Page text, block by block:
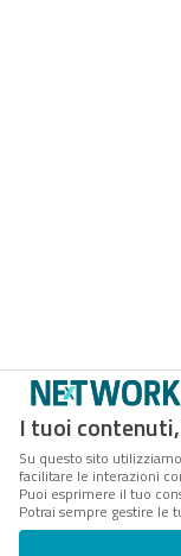
I tuoi
Su questo sito
facilitare le interazioni
Puoi esprimere il tuo
Potrai sempre gestire le